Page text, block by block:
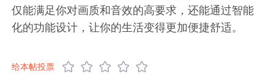
仅能满足你对画质和音效的高要求，还能通过智能
化的功能设计，让你的生活变得更加便捷舒适。
给本帖投票